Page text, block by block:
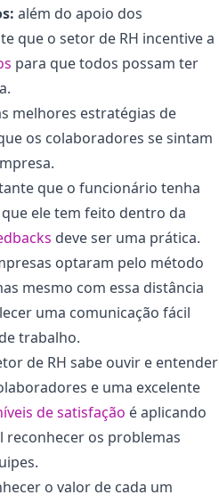
além do apoio dos
que o setor de RH incentive a
para que todos possam ter
melhores estratégias de
os colaboradores se sintam
que o funcionário tenha
ele tem feito dentro da
deve ser uma prática.
optaram pelo método
mesmo com essa distância
uma comunicação fácil
trabalho.
de RH sabe ouvir e entender
e uma excelente
de satisfação é aplicando
reconhecer os problemas
o valor de cada um